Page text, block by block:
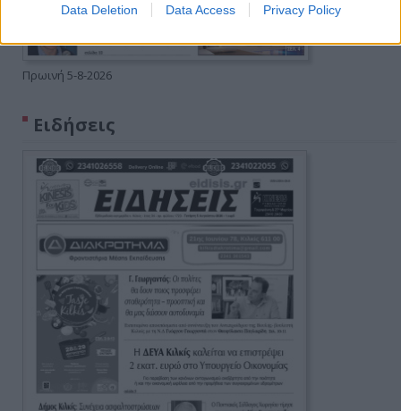
Data Deletion Data Access Privacy Policy
Πρωινή 5-8-2026
Ειδήσεις